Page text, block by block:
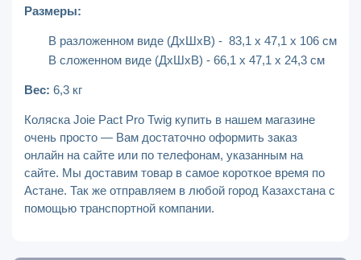
Размеры:
В разложенном виде (ДхШхВ) - 83,1 x 47,1 x 106 см
В сложенном виде (ДхШхВ) - 66,1 x 47,1 x 24,3 см
Вес: 6,3 кг
Коляска Joie Pact Pro Twig купить в нашем магазине
очень просто — Вам достаточно оформить заказ
онлайн на сайте или по телефонам, указанным на
сайте. Мы доставим товар в самое короткое время по
Астане. Так же отправляем в любой город Казахстана с
помощью транспортной компании.